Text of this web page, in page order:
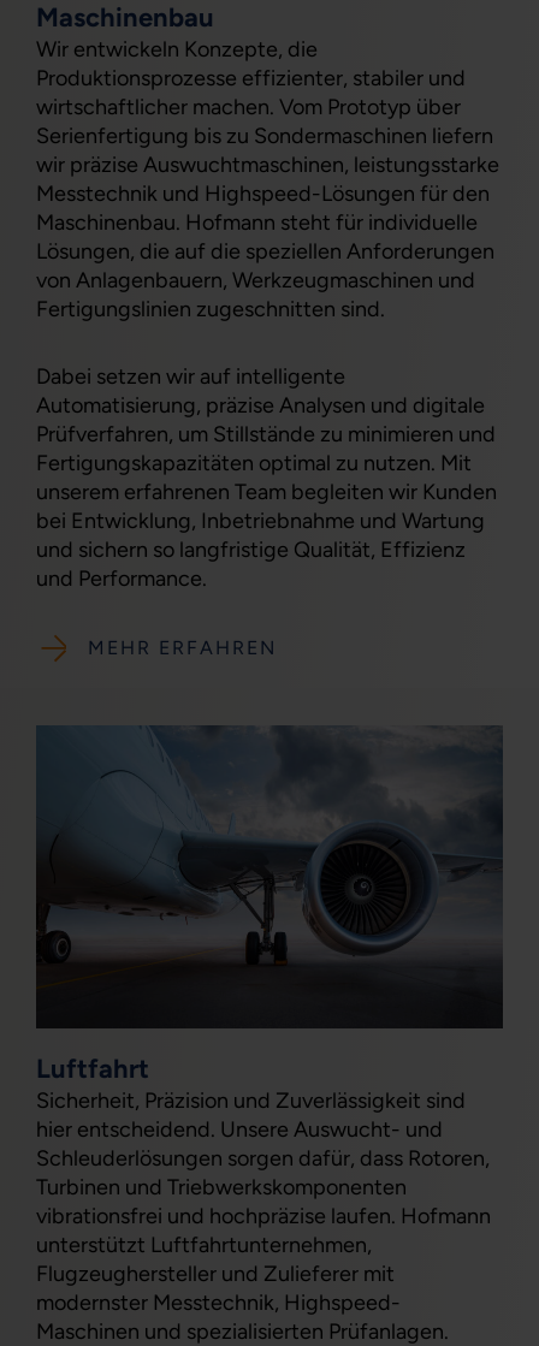
Maschinenbau
Wir entwickeln Konzepte, die
Produktionsprozesse effizienter, stabiler und
wirtschaftlicher machen. Vom Prototyp über
Serienfertigung bis zu Sondermaschinen liefern
wir präzise Auswuchtmaschinen, leistungsstarke
Messtechnik und Highspeed-Lösungen für den
Maschinenbau. Hofmann steht für individuelle
Lösungen, die auf die speziellen Anforderungen
von Anlagenbauern, Werkzeugmaschinen und
Fertigungslinien zugeschnitten sind.
Dabei setzen wir auf intelligente
Automatisierung, präzise Analysen und digitale
Prüfverfahren, um Stillstände zu minimieren und
Fertigungskapazitäten optimal zu nutzen. Mit
unserem erfahrenen Team begleiten wir Kunden
bei Entwicklung, Inbetriebnahme und Wartung
und sichern so langfristige Qualität, Effizienz
und Performance.
MEHR ERFAHREN
Luftfahrt
Sicherheit, Präzision und Zuverlässigkeit sind
hier entscheidend. Unsere Auswucht- und
Schleuderlösungen sorgen dafür, dass Rotoren,
Turbinen und Triebwerkskomponenten
vibrationsfrei und hochpräzise laufen. Hofmann
unterstützt Luftfahrtunternehmen,
Flugzeughersteller und Zulieferer mit
modernster Messtechnik, Highspeed-
Maschinen und spezialisierten Prüfanlagen.